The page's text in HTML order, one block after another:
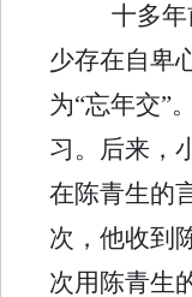
十多年
少存在自卑
为“忘年交”
习。后来，
在陈青生的
次，他收到
次用陈青生